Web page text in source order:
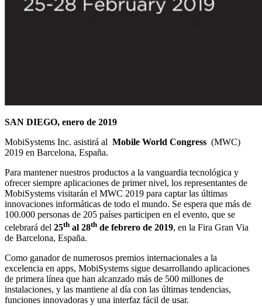
SAN DIEGO, enero de 2019
MobiSystems Inc. asistirá al Mobile World Congress (MWC)
2019 en Barcelona, España.
Para mantener nuestros productos a la vanguardia tecnológica y
ofrecer siempre aplicaciones de primer nivel, los representantes de
MobiSystems visitarán el MWC 2019 para captar las últimas
innovaciones informáticas de todo el mundo. Se espera que más de
100.000 personas de 205 países participen en el evento, que se
celebrará del 25th al 28th de febrero de 2019, en la Fira Gran Via
de Barcelona, España.
Como ganador de numerosos premios internacionales a la
excelencia en apps, MobiSystems sigue desarrollando aplicaciones
de primera línea que han alcanzado más de 500 millones de
instalaciones, y las mantiene al día con las últimas tendencias,
funciones innovadoras y una interfaz fácil de usar.